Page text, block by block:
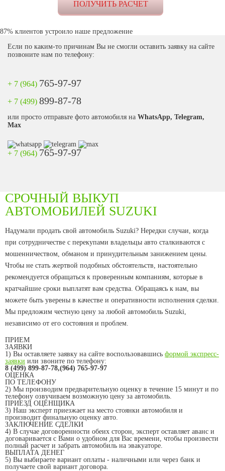
87% клиентов устроило наше предложение
Если по каким-то причинам Вы не смогли оставить заявку на сайте
позвоните нам по телефону:
+ 7 (964) 765-97-97
+ 7 (499) 899-87-78
или просто отправьте фото автомобиля на WhatsApp, Telegram,
Max
+ 7 (964) 765-97-97
СРОЧНЫЙ ВЫКУП
АВТОМОБИЛЕЙ SUZUKI
Надумали продать свой автомобиль Suzuki? Нередки случаи, когда
при сотрудничестве с перекупами владельцы авто сталкиваются с
мошенничеством, обманом и принудительным занижением цены.
Чтобы не стать жертвой подобных обстоятельств, настоятельно
рекомендуется обращаться к проверенным компаниям, которые в
кратчайшие сроки выплатят вам средства. Обращаясь к нам, вы
можете быть уверены в качестве и оперативности исполнения сделки.
Мы предложим честную цену за любой автомобиль Suzuki,
независимо от его состояния и проблем.
ПРИЕМ
ЗАЯВКИ
1) Вы оставляете заявку на сайте воспользовавшись формой экспресс-
заявки или звоните по телефону:
8 (499) 899-87-78,(964) 765-97-97
ОЦЕНКА
ПО ТЕЛЕФОНУ
2) Мы производим предварительную оценку в течение 15 минут и по
телефону озвучиваем возможную цену за автомобиль.
ПРИЕЗД ОЦЕНЩИКА
3) Наш эксперт приезжает на место стоянки автомобиля и
производит финальную оценку авто.
ЗАКЛЮЧЕНИЕ СДЕЛКИ
4) В случае договоренности обеих сторон, эксперт оставляет аванс и
договаривается с Вами о удобном для Вас времени, чтобы произвести
полный расчет и забрать автомобиль на эвакуаторе.
ВЫПЛАТА ДЕНЕГ
5) Вы выбираете вариант оплаты - наличными или через банк и
получаете свой вариант договора.